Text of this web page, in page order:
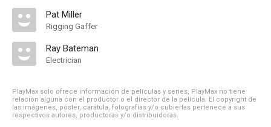
Pat Miller
Rigging Gaffer
Ray Bateman
Electrician
PlayMax solo ofrece información de películas y series, PlayMax no tiene
relación alguna con el productor o el director de la película. El copyright de
las imágenes, póster, carátula, fotografías y/o cubiertas pertenece a sus
respectivos autores, productoras y/o distribuidoras.